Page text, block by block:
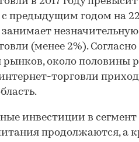
предыдущим годом на
(менее 2%).
рынков, около половины
торговли
инвестиции в
продолжаются, а